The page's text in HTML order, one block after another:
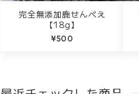
完全無添加鹿せんべえ
【18g】
¥500